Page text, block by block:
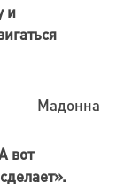
и
Мадонна
вот